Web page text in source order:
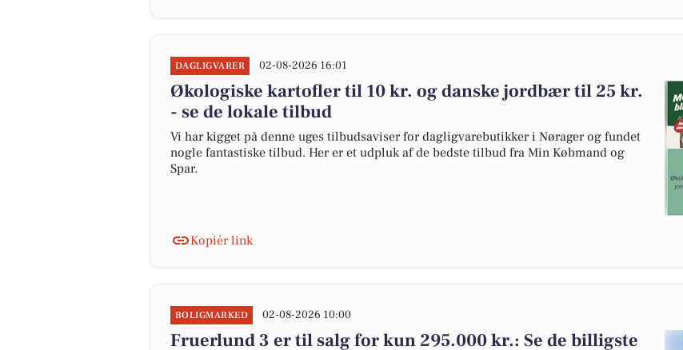
DAGLIGVARER 02-08-2026 16:01
Økologiske kartofler til 10 kr. og danske jordbær til 25 kr.
- se de lokale tilbud
Vi har kigget på denne uges tilbudsaviser for dagligvarebutikker i Nørager og fundet
nogle fantastiske tilbud. Her er et udpluk af de bedste tilbud fra Min Købmand og
Spar.
Kopiér link
BOLIGMARKED 02-08-2026 10:00
Fruerlund 3 er til salg for kun 295.000 kr.: Se de billigste